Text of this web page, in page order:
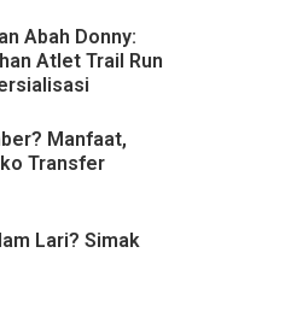
Abah Donny:
Atlet Trail Run
Manfaat,
Transfer
Lari? Simak